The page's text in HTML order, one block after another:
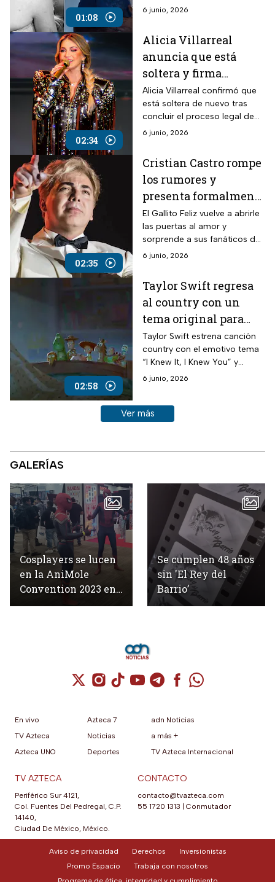
01:08
regresaron a los tribunales
6 junio, 2026
02:34
Alicia Villarreal
anuncia que está
soltera y firma
divorcio de Cruz
Martínez tras más de
dos décadas de
matrimonio
Alicia Villarreal confirmó que
está soltera de nuevo tras
concluir el proceso legal de
su divorcio con Cruz
6 junio, 2026
02:35
Cristian Castro rompe
los rumores y
presenta formalmente
a su nueva pareja
El Gallito Feliz vuelve a abrirle
las puertas al amor y
sorprende a sus fanáticos de
Argentina con una nueva
6 junio, 2026
02:58
Taylor Swift regresa
al country con un
tema original para
Toy Story 5
Taylor Swift estrena canción
country con el emotivo tema
“I Knew It, I Knew You” y
sorprende al unirse al universo
6 junio, 2026
Ver más historias sobre este tema
Ver más
GALERÍAS
Cosplayers se lucen
en la AniMole
Convention 2023 en
México
Se cumplen 48 años
sin 'El Rey del
Barrio’
Cuenta de X / Twitter (se abre en una
Cuenta de Instagram (se abre en una
Cuenta de TikTok (se abre en
Cuenta de YouTube (se abre
Cuenta de Telegram (se
Cuenta de
Cuenta de
En vivo
TV Azteca
Azteca UNO
Azteca 7
Noticias
Deportes
adn Noticias
a más +
TV Azteca Internacional
TV AZTECA
Periférico Sur 4121,
Col. Fuentes Del Pedregal, C.P.
14140,
Ciudad De México, México.
CONTACTO
contacto@tvazteca.com
55 1720 1313 | Conmutador
Aviso de privacidad Derechos
Inversionistas
Promo Espacio
Trabaja con nosotros